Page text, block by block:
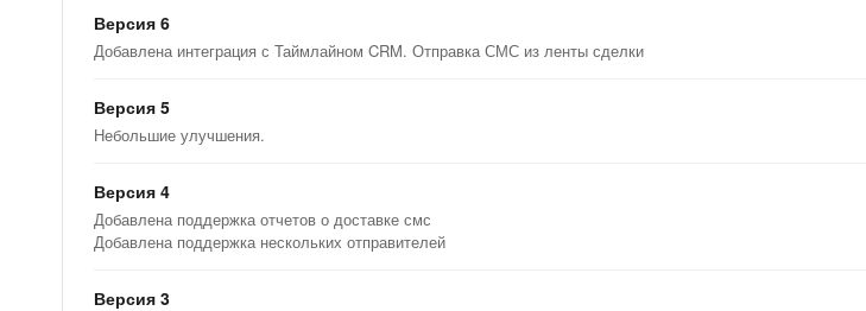
Версия 6
Добавлена интеграция с Таймлайном CRM. Отправка СМС из ленты сделки
Версия 5
Небольшие улучшения.
Версия 4
Добавлена поддержка отчетов о доставке смс
Добавлена поддержка нескольких отправителей
Версия 3